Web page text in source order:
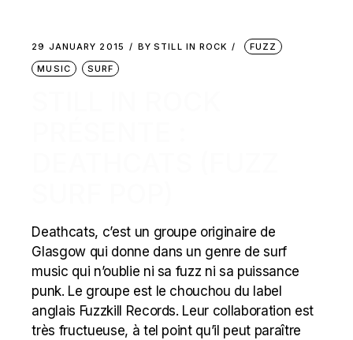
29 JANUARY 2015 BY STILL IN ROCK
FUZZ
MUSIC
SURF
Deathcats, c’est un groupe originaire de
Glasgow qui donne dans un genre de surf
music qui n’oublie ni sa fuzz ni sa puissance
punk. Le groupe est le chouchou du label
anglais Fuzzkill Records. Leur collaboration est
très fructueuse, à tel point qu’il peut paraître